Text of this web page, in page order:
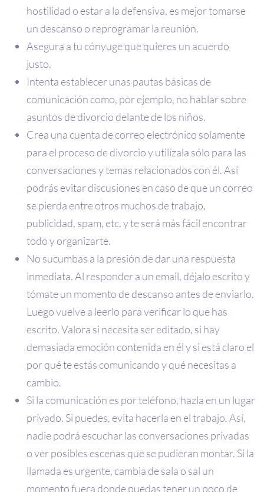
hostilidad o estar a la defensiva, es mejor tomarse
un descanso o reprogramar la reunión.
Asegura a tu cónyuge que quieres un acuerdo
justo.
Intenta establecer unas pautas básicas de
comunicación como, por ejemplo, no hablar sobre
asuntos de divorcio delante de los niños.
Crea una cuenta de correo electrónico solamente
para el proceso de divorcio y utilízala sólo para las
conversaciones y temas relacionados con él. Así
podrás evitar discusiones en caso de que un correo
se pierda entre otros muchos de trabajo,
publicidad, spam, etc. y te será más fácil encontrar
todo y organizarte.
No sucumbas a la presión de dar una respuesta
inmediata. Al responder a un email, déjalo escrito y
tómate un momento de descanso antes de enviarlo.
Luego vuelve a leerlo para verificar lo que has
escrito. Valora si necesita ser editado, si hay
demasiada emoción contenida en él y si está claro el
por qué te estás comunicando y qué necesitas a
cambio.
Si la comunicación es por teléfono, hazla en un lugar
privado. Si puedes, evita hacerla en el trabajo. Así,
nadie podrá escuchar las conversaciones privadas
o ver posibles escenas que se pudieran montar. Si la
llamada es urgente, cambia de sala o sal un
momento fuera donde puedas tener un poco de